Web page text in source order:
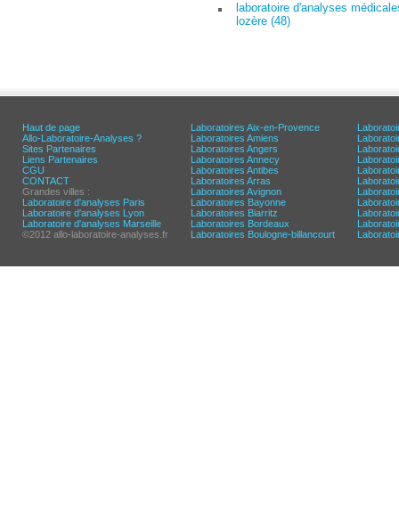
laboratoire d'analyses
lozère (48)
Haut de page
Allo-Laboratoire-Analyses ?
Sites Partenaires
Liens Partenaires
CGU
CONTACT
Grandes villes :
Laboratoire d'analyses Paris
Laboratoire d'analyses Lyon
Laboratoire d'analyses Marseille
©2012 allo-laboratoire-analyses.fr
Laboratoires Aix-en-Provence
Laboratoires Amiens
Laboratoires Angers
Laboratoires Annecy
Laboratoires Antibes
Laboratoires Arras
Laboratoires Avignon
Laboratoires Bayonne
Laboratoires Biarritz
Laboratoires Bordeaux
Laboratoires Boulogne-billancourt